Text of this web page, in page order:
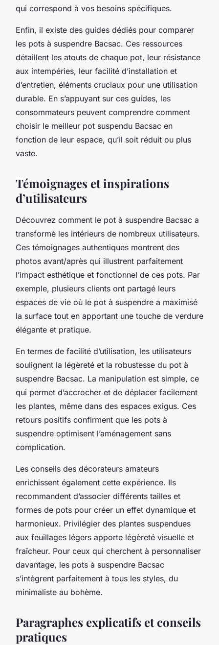
qui correspond à vos besoins spécifiques.
Enfin, il existe des guides dédiés pour comparer
les pots à suspendre Bacsac. Ces ressources
détaillent les atouts de chaque pot, leur résistance
aux intempéries, leur facilité d’installation et
d’entretien, éléments cruciaux pour une utilisation
durable. En s’appuyant sur ces guides, les
consommateurs peuvent comprendre comment
choisir le meilleur pot suspendu Bacsac en
fonction de leur espace, qu’il soit réduit ou plus
vaste.
Témoignages et inspirations
d’utilisateurs
Découvrez comment le pot à suspendre Bacsac a
transformé les intérieurs de nombreux utilisateurs.
Ces témoignages authentiques montrent des
photos avant/après qui illustrent parfaitement
l’impact esthétique et fonctionnel de ces pots. Par
exemple, plusieurs clients ont partagé leurs
espaces de vie où le pot à suspendre a maximisé
la surface tout en apportant une touche de verdure
élégante et pratique.
En termes de facilité d’utilisation, les utilisateurs
soulignent la légèreté et la robustesse du pot à
suspendre Bacsac. La manipulation est simple, ce
qui permet d’accrocher et de déplacer facilement
les plantes, même dans des espaces exigus. Ces
retours positifs confirment que les pots à
suspendre optimisent l’aménagement sans
complication.
Les conseils des décorateurs amateurs
enrichissent également cette expérience. Ils
recommandent d’associer différents tailles et
formes de pots pour créer un effet dynamique et
harmonieux. Privilégier des plantes suspendues
aux feuillages légers apporte légèreté visuelle et
fraîcheur. Pour ceux qui cherchent à personnaliser
davantage, les pots à suspendre Bacsac
s’intègrent parfaitement à tous les styles, du
minimaliste au bohème.
Paragraphes explicatifs et conseils
pratiques